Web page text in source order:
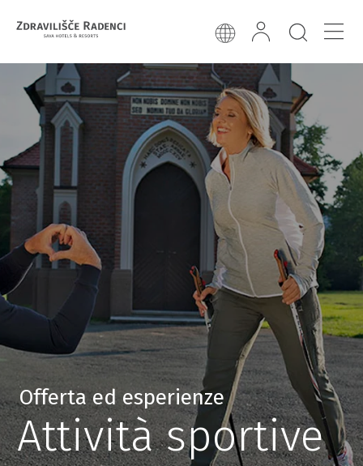
Offerta ed esperienze
Attività sportive